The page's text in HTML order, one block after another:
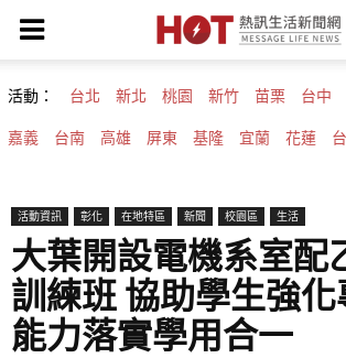
活動： 台北 新北 桃園 新竹 苗栗 台中
嘉義 台南 高雄 屏東 基隆 宜蘭 花蓮
活動資訊 彰化 在地特區 新聞 校園區 生活
大葉開設電機系室配
訓練班 協助學生強
能力落實學用合一